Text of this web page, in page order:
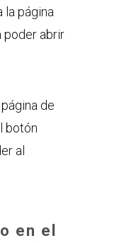
la página
poder abrir
de
botón
al
o en el